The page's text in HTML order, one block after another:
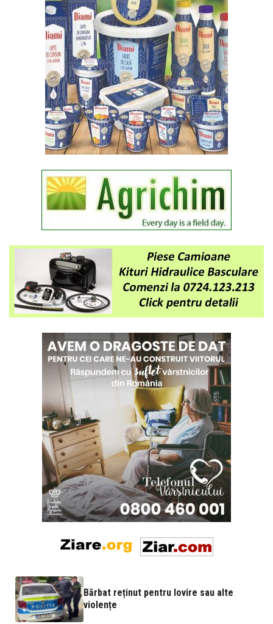
Bărbat reținut pentru lovire sau alte
violențe